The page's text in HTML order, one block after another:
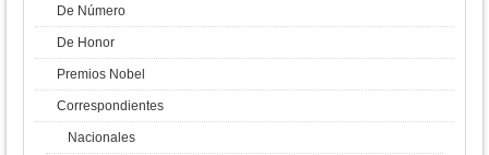
De Número
De Honor
Premios Nobel
Correspondientes
Nacionales